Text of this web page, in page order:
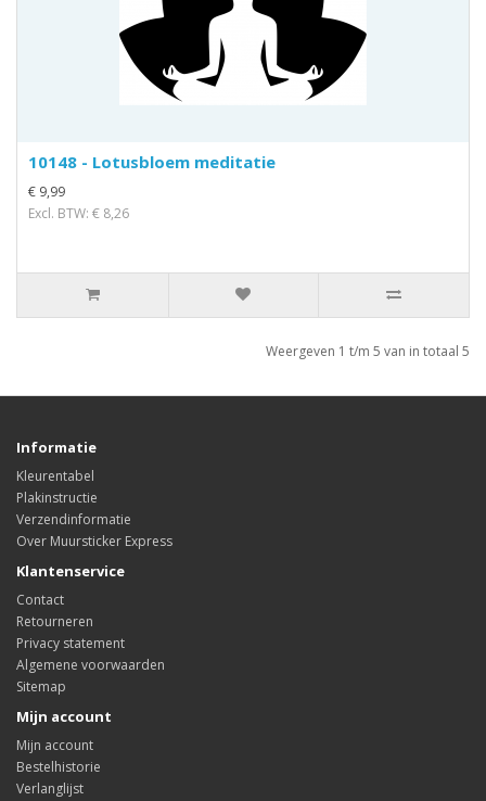
10148 - Lotusbloem meditatie
€ 9,99
Excl. BTW: € 8,26
Weergeven 1 t/m 5 van in totaal 5
Informatie
Kleurentabel
Plakinstructie
Verzendinformatie
Over Muursticker Express
Klantenservice
Contact
Retourneren
Privacy statement
Algemene voorwaarden
Sitemap
Mijn account
Mijn account
Bestelhistorie
Verlanglijst